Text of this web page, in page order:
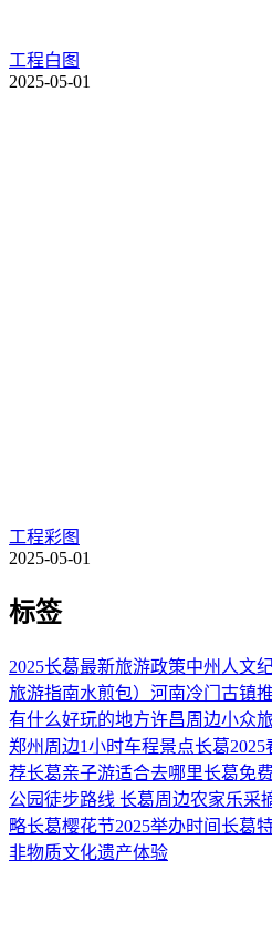
工程白图
2025-05-01
工程彩图
2025-05-01
标签
2025长葛最新旅游政策中州人文
旅游指南水煎包） 河南冷门古镇
有什么好玩的地方许昌周边小众
郑州周边1小时车程景点长葛
荐长葛亲子游适合去哪里长葛免
公园徒步路线 ‌ 长葛周边农家乐采
略长葛樱花节2025举办时间‌长葛
非物质文化遗产体验